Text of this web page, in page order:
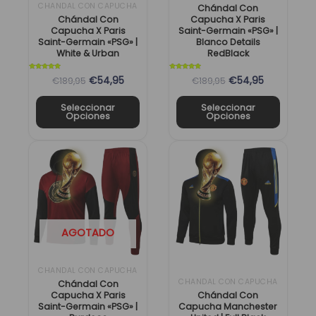
CHANDAL CON CAPUCHA
Chándal Con
Capucha X Paris
Saint-Germain «PSG» |
White & Urban
€189,95 €54,95
Seleccionar
Opciones
pueden
elegir
en
la
página
de
producto
Chándal Con
Capucha X Paris
Saint-Germain «PSG» |
Blanco Details
RedBlack
€189,95 €54,95
Seleccionar
Opciones
pueden
elegir
en
la
página
de
producto
AGOTADO
CHANDAL CON CAPUCHA
Chándal Con
Capucha X Paris
Saint-Germain «PSG» |
precio
original
era:
189,95 €.
El
precio
actual
es:
54,95 €.
Este
producto
tiene
múltiples
variantes.
Las
opciones
se
pueden
elegir
CHANDAL CON CAPUCHA
Chándal Con
Capucha Manchester
precio
original
era:
189,95 €.
El
precio
actual
es:
54,95 €.
Este
producto
tiene
múltiples
variantes.
Las
opciones
pueden
elegir